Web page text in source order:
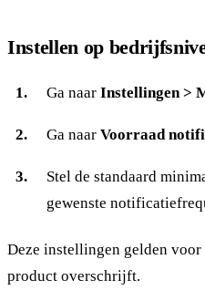
Instellen op
Ga naar Instellingen >
Ga naar Voorraad
Stel de standaard
gewenste
Deze instellingen gelden
product overschrijft.